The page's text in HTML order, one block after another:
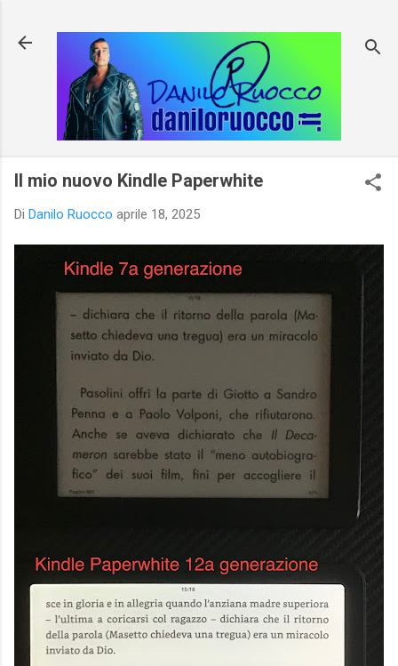
Il mio nuovo Kindle Paperwhite
Di Danilo Ruocco aprile 18, 2025